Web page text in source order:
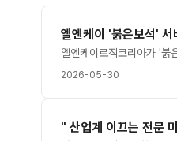
엘엔케이 '붉은보석'
2026-05-30
" 산업계 이끄는 전문